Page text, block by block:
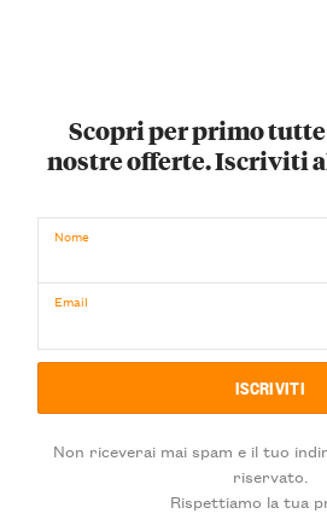
Scopri per primo
nostre offerte. Iscriviti
Nome
Email
Non riceverai mai spam e il tuo
riservato.
Rispettiamo la tua